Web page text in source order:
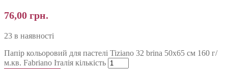
76,00 грн.
23 в наявності
Папір кольоровий для пастелі Tiziano 32 brina 50х65 см 160 г/
м.кв. Fabriano Італія кількість